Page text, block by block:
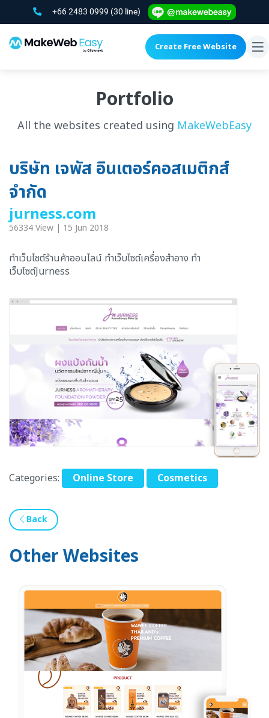
+66 2483 0999 (30 line)
Create Free Website
Portfolio
All the websites created using MakeWebEasy
บริษัท เจพัส อินเตอร์คอสเมติกส์
จำกัด
jurness.com
56334 View | 15 Jun 2018
ทำเว็บไซต์ร้านค้าออนไลน์ ทำเว็บไซต์เครื่องสำอาง ทำ
เว็บไซต์Jurness
Categories: Online Store Cosmetics
Back
Other Websites